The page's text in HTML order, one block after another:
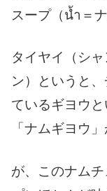
スープ（น้ำ＝
タイヤイ（シ
ン）というと
ているギヨウ
「ナムギヨウ
が、このナム